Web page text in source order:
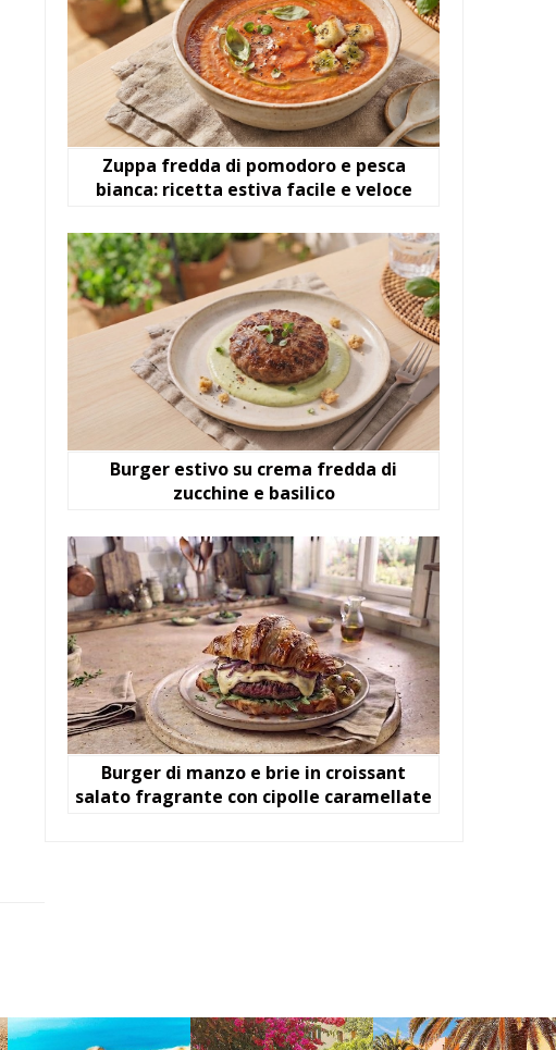
Zuppa fredda di pomodoro e pesca
bianca: ricetta estiva facile e veloce
Burger estivo su crema fredda di
zucchine e basilico
Burger di manzo e brie in croissant
salato fragrante con cipolle caramellate